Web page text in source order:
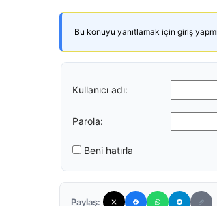
Bu konuyu yanıtlamak için giriş
Kullanıcı adı:
Parola:
Beni hatırla
Paylaş: